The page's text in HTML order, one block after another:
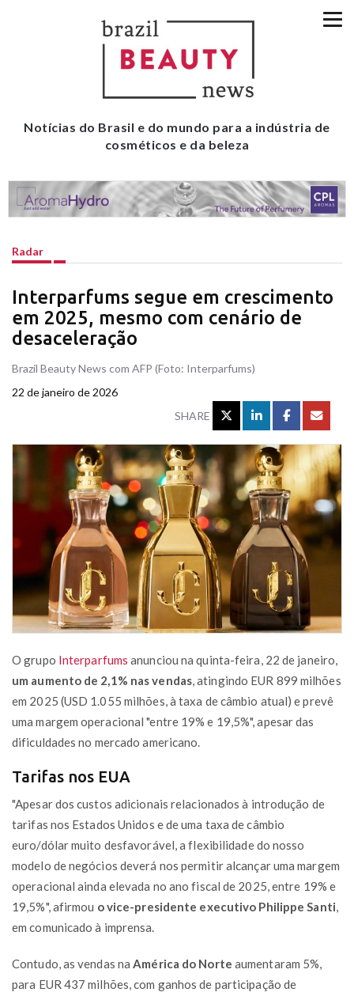
Notícias do Brasil e do mundo para a indústria de
cosméticos e da beleza
Radar
Interparfums segue em crescimento
em 2025, mesmo com cenário de
desaceleração
Brazil Beauty News com AFP (Foto: Interparfums)
22 de janeiro de 2026
SHARE
O grupo Interparfums anunciou na quinta-feira, 22 de janeiro,
um aumento de 2,1% nas vendas, atingindo EUR 899 milhões
em 2025 (USD 1.055 milhões, à taxa de câmbio atual) e prevê
uma margem operacional "entre 19% e 19,5%", apesar das
dificuldades no mercado americano.
Tarifas nos EUA
"Apesar dos custos adicionais relacionados à introdução de
tarifas nos Estados Unidos e de uma taxa de câmbio
euro/dólar muito desfavorável, a flexibilidade do nosso
modelo de negócios deverá nos permitir alcançar uma margem
operacional ainda elevada no ano fiscal de 2025, entre 19% e
19,5%", afirmou o vice-presidente executivo Philippe Santi
em comunicado à imprensa.
Contudo, as vendas na América do Norte aumentaram 5%,
para EUR 437 milhões, com ganhos de participação de